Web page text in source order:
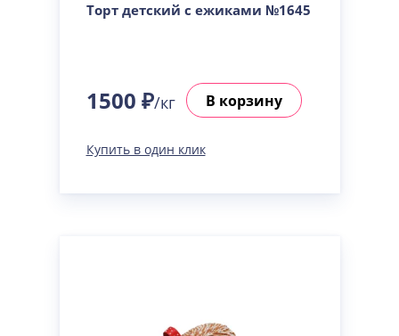
Торт детский с ежиками №1645
1500 ₽/кг В корзину
Купить в один клик